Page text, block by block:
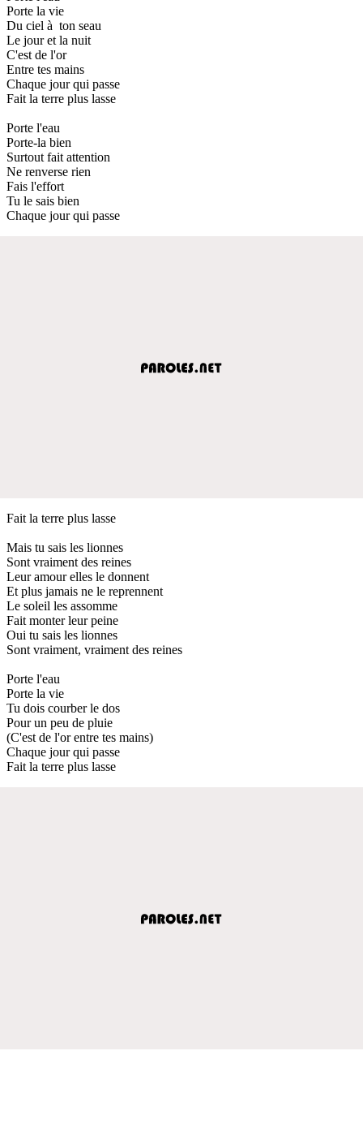
Porte la vie
Du ciel à ton seau
Le jour et la nuit
C'est de l'or
Entre tes mains
Chaque jour qui passe
Fait la terre plus lasse
Porte l'eau
Porte-la bien
Surtout fait attention
Ne renverse rien
Fais l'effort
Tu le sais bien
Chaque jour qui passe
Fait la terre plus lasse
Mais tu sais les lionnes
Sont vraiment des reines
Leur amour elles le donnent
Et plus jamais ne le reprennent
Le soleil les assomme
Fait monter leur peine
Oui tu sais les lionnes
Sont vraiment, vraiment des reines
Porte l'eau
Porte la vie
Tu dois courber le dos
Pour un peu de pluie
(C'est de l'or entre tes mains)
Chaque jour qui passe
Fait la terre plus lasse